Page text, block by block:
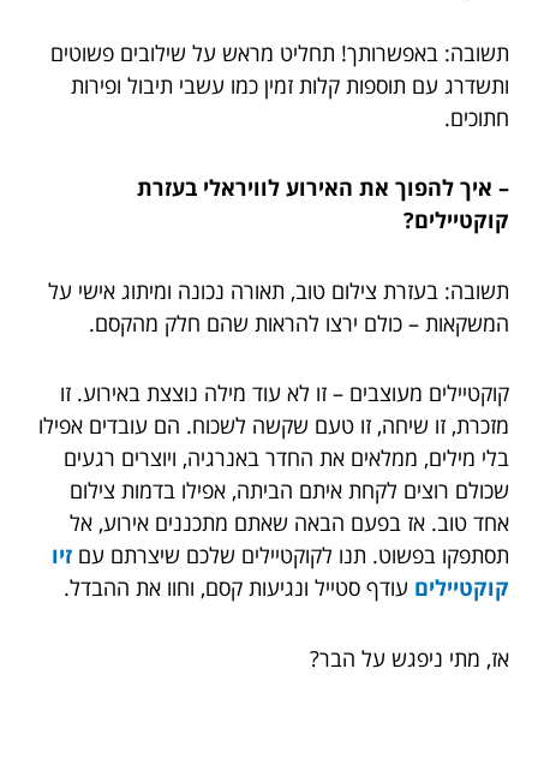
תשובה: באפשרותך! תחליט מראש על שילובים פשוטים
ותשדרג עם תוספות קלות זמין כמו עשבי תיבול ופירות
חתוכים.
– איך להפוך את האירוע לוויראלי בעזרת
קוקטיילים?
תשובה: בעזרת צילום טוב, תאורה נכונה ומיתוג אישי על
המשקאות – כולם ירצו להראות שהם חלק מהקסם.
קוקטיילים מעוצבים – זו לא עוד מילה נוצצת באירוע. זו
מזכרת, זו שיחה, זו טעם שקשה לשכוח. הם עובדים אפילו
בלי מילים, ממלאים את החדר באנרגיה, ויוצרים רגעים
שכולם רוצים לקחת איתם הביתה, אפילו בדמות צילום
אחד טוב. אז בפעם הבאה שאתם מתכננים אירוע, אל
תסתפקו בפשוט. תנו לקוקטיילים שלכם שיצרתם עם זיו
קוקטיילים עודף סטייל ונגיעות קסם, וחוו את ההבדל.
אז, מתי ניפגש על הבר?